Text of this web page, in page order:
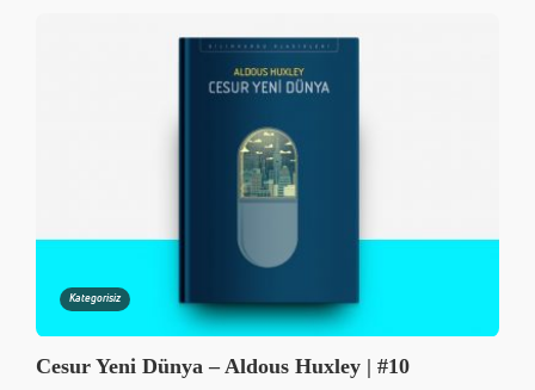
Kategorisiz
Cesur Yeni Dünya – Aldous Huxley | #10